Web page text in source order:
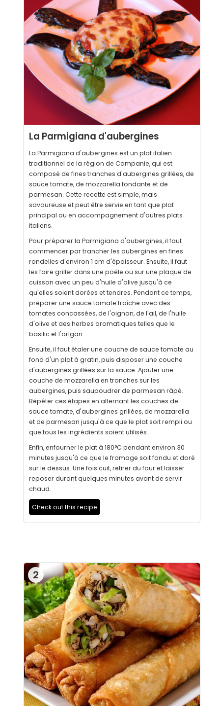
La Parmigiana d'aubergines
La Parmigiana d'aubergines est un plat italien
traditionnel de la région de Campanie, qui est
composé de fines tranches d'aubergines grillées, de
sauce tomate, de mozzarella fondante et de
parmesan. Cette recette est simple, mais
savoureuse et peut être servie en tant que plat
principal ou en accompagnement d'autres plats
italiens.
Pour préparer la Parmigiana d'aubergines, il faut
commencer par trancher les aubergines en fines
rondelles d'environ 1 cm d'épaisseur. Ensuite, il faut
les faire griller dans une poêle ou sur une plaque de
cuisson avec un peu d'huile d'olive jusqu'à ce
qu'elles soient dorées et tendres. Pendant ce temps,
préparer une sauce tomate fraîche avec des
tomates concassées, de l'oignon, de l'ail, de l'huile
d'olive et des herbes aromatiques telles que le
basilic et l'origan.
Ensuite, il faut étaler une couche de sauce tomate au
fond d'un plat à gratin, puis disposer une couche
d'aubergines grillées sur la sauce. Ajouter une
couche de mozzarella en tranches sur les
aubergines, puis saupoudrer de parmesan râpé.
Répéter ces étapes en alternant les couches de
sauce tomate, d'aubergines grillées, de mozzarella
et de parmesan jusqu'à ce que le plat soit rempli ou
que tous les ingrédients soient utilisés.
Enfin, enfourner le plat à 180°C pendant environ 30
minutes jusqu'à ce que le fromage soit fondu et doré
sur le dessus. Une fois cuit, retirer du four et laisser
reposer durant quelques minutes avant de servir
chaud.
Check out this recipe
2